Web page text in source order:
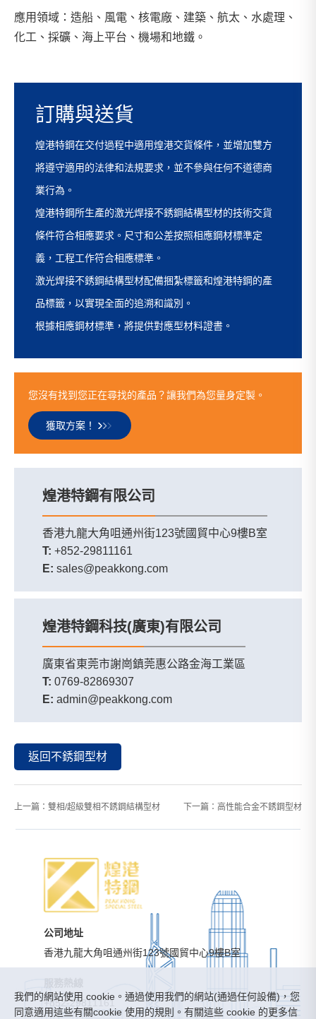
應用領域：造船、風電、核電廠、建築、航太、水處理、
化工、採礦、海上平台、機場和地鐵。
訂購與送貨
煌港特鋼在交付過程中適用煌港交貨條件，並增加雙方
將遵守適用的法律和法規要求，並不參與任何不道德商
業行為。
煌港特鋼所生產的激光焊接不銹鋼結構型材的技術交貨
條件符合相應要求。尺寸和公差按照相應鋼材標準定
義，工程工作符合相應標準。
激光焊接不銹鋼結構型材配備捆紮標籤和煌港特鋼的產
品標籤，以實現全面的追溯和識別。
根據相應鋼材標準，將提供對應型材料證書。
您沒有找到您正在尋找的產品？讓我們為您量身定製。
獲取方案！
煌港特鋼有限公司
香港九龍大角咀通州街123號國貿中心9樓B室
T: +852-29811161
E: sales@peakkong.com
煌港特鋼科技(廣東)有限公司
廣東省東莞市謝崗鎮莞惠公路金海工業區
T: 0769-82869307
E: admin@peakkong.com
返回不銹鋼型材
上一篇： 雙相/超級雙相不銹鋼結構型材 下一篇： 高性能合金不銹鋼型材
公司地址
香港九龍大角咀通州街123號國貿中心9樓B室
+852-29811161
我們的網站使用 cookie。通過使用我們的網站(通過任何設備)，您
同意適用這些有關cookie 使用的規則。有關這些 cookie 的更多信